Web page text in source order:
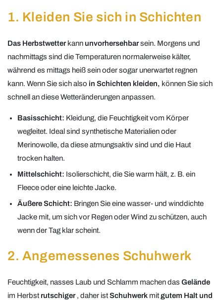
1. Kleiden Sie sich in Schichten
Das Herbstwetterkann unvorhersehbarsein. Morgens und
nachmittags sind die Temperaturen normalerweise kälter,
während es mittags heiß sein oder sogar unerwartet regnen
kann. Wenn Sie sich also in Schichten kleiden, können Sie sich
schnell an diese Wetteränderungen anpassen.
Basisschicht: Kleidung, die Feuchtigkeit vom Körper
wegleitet. Ideal sind synthetische Materialien oder
Merinowolle, da diese atmungsaktiv sind und die Haut
trocken halten.
Mittelschicht: Isolierschicht, die Sie warm hält, z. B. ein
Fleece oder eine leichte Jacke.
Äußere Schicht: Bringen Sie eine wasser- und winddichte
Jacke mit, um sich vor Regen oder Wind zu schützen, auch
wenn der Tag klar scheint.
2. Angemessenes Schuhwerk
Feuchtigkeit, nasses Laub und Schlamm machen das Gelände
im Herbst rutschiger, daher istSchuhwerk mitgutem Halt und